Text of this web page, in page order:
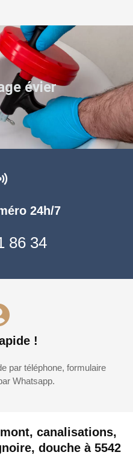
canalisations,
douche à 5542
24h/7
86 34
!
par téléphone, formulaire
Whatsapp.
évier